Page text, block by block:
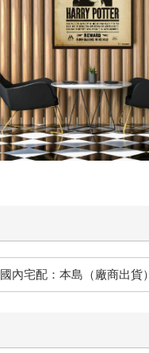
國內宅配：本島（廠商出貨）